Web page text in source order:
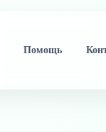
Помощь